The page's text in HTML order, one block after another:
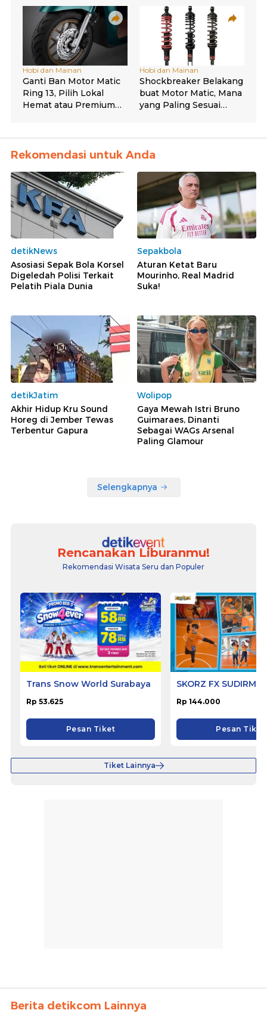
Rekomendasi untuk Anda
detikNews
Asosiasi Sepak Bola Korsel
Digeledah Polisi Terkait
Pelatih Piala Dunia
Sepakbola
Aturan Ketat Baru
Mourinho, Real Madrid
Suka!
detikJatim
Akhir Hidup Kru Sound
Horeg di Jember Tewas
Terbentur Gapura
Wolipop
Gaya Mewah Istri Bruno
Guimaraes, Dinanti
Sebagai WAGs Arsenal
Paling Glamour
Selengkapnya
Rencanakan Liburanmu!
Rekomendasi Wisata Seru dan Populer
Trans Snow World Surabaya
Rp 53.625
Pesan Tiket
SKORZ FX
Rp 144.000
Pesan Tiket
Tiket Lainnya
Berita detikcom Lainnya